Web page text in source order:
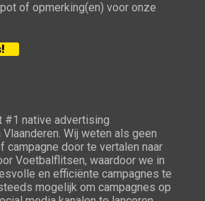
of opmerking(en) voor onze
native advertising
Wij weten als geen
campagne door te vertalen naar
Voetbalflitsen, waardoor we in
en efficiënte campagnes te
mogelijk om campagnes op